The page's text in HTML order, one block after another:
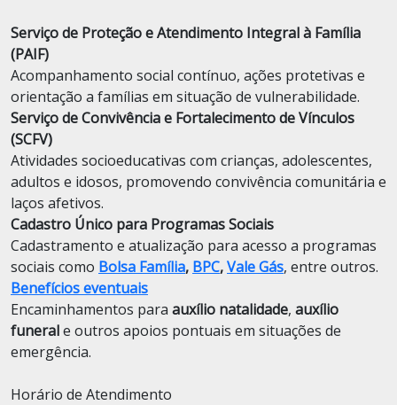
Serviço de Proteção e Atendimento Integral à Família
(PAIF)
Acompanhamento social contínuo, ações protetivas e
orientação a famílias em situação de vulnerabilidade.
Serviço de Convivência e Fortalecimento de Vínculos
(SCFV)
Atividades socioeducativas com crianças, adolescentes,
adultos e idosos, promovendo convivência comunitária e
laços afetivos.
Cadastro Único para Programas Sociais
Cadastramento e atualização para acesso a programas
sociais como Bolsa Família, BPC,Vale Gás, entre outros.
Benefícios eventuais
Encaminhamentos para auxílio natalidade, auxílio
funerale outros apoios pontuais em situações de
emergência.
Horário de Atendimento